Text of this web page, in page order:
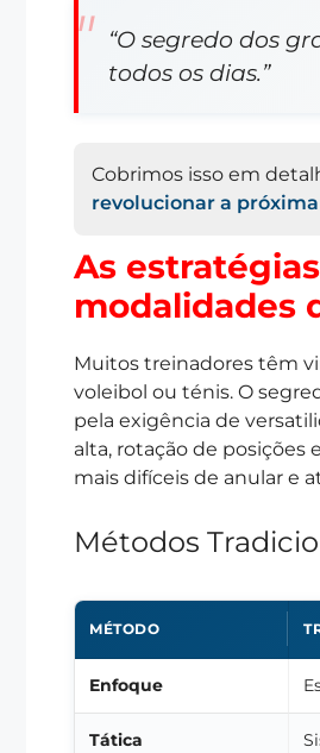
“O segredo dos
todos os dias.”
Cobrimos isso em
revolucionar a
As
modalidades
Muitos treinadores têm
voleibol ou ténis. O
pela exigência de
alta, rotação de
mais difíceis de anular e
Métodos
MÉTODO
Enfoque
Tática